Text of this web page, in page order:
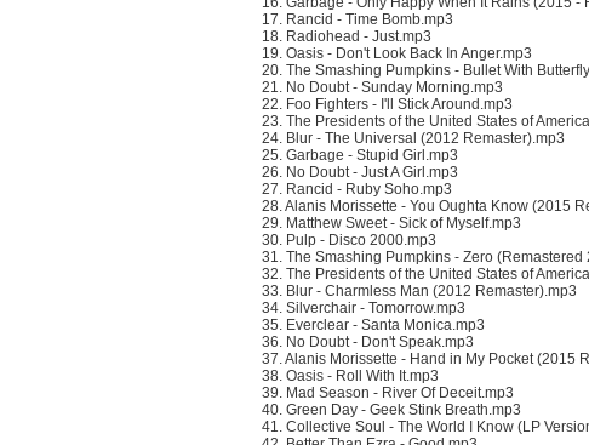
17. Rancid - Time Bomb.mp3
18. Radiohead - Just.mp3
19. Oasis - Don't Look Back In Anger.mp3
20. The Smashing Pumpkins - Bullet With
21. No Doubt - Sunday Morning.mp3
22. Foo Fighters - I'll Stick Around.mp3
23. The Presidents of the United States of
24. Blur - The Universal (2012 Remaster).mp3
25. Garbage - Stupid Girl.mp3
26. No Doubt - Just A Girl.mp3
27. Rancid - Ruby Soho.mp3
28. Alanis Morissette - You Oughta Know (2015
29. Matthew Sweet - Sick of Myself.mp3
30. Pulp - Disco 2000.mp3
31. The Smashing Pumpkins - Zero (Remastered
32. The Presidents of the United States of
33. Blur - Charmless Man (2012 Remaster).mp3
34. Silverchair - Tomorrow.mp3
35. Everclear - Santa Monica.mp3
36. No Doubt - Don't Speak.mp3
37. Alanis Morissette - Hand in My Pocket (2015
38. Oasis - Roll With It.mp3
39. Mad Season - River Of Deceit.mp3
40. Green Day - Geek Stink Breath.mp3
41. Collective Soul - The World I Know (LP